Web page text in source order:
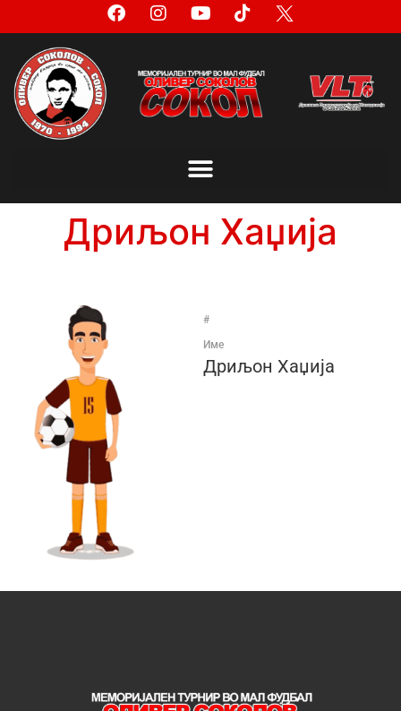
Дриљон Хаџија
#
Име
Дриљон Хаџија